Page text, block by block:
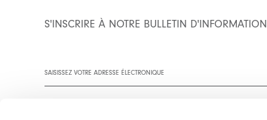
S'INSCRIRE À NOTRE BULLETIN D'INFORMATION